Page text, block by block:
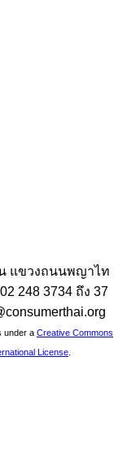
แขวงถนนพญาไท
248 3734 ถึง 37
under a Creative Commons
License